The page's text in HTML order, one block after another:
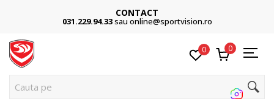
CONTACT
031.229.94.33sau online@sportvision.ro
0 0
Cauta pe s